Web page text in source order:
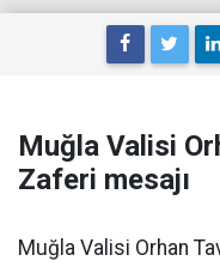
Muğla Valisi
Zaferi mesajı
Muğla Valisi Orhan